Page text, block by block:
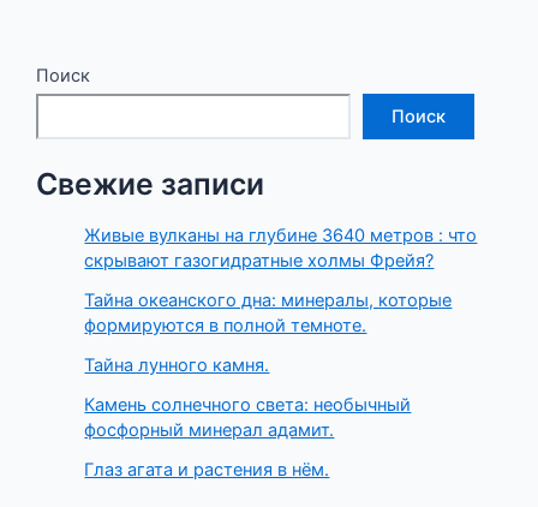
Поиск
Поиск
Свежие записи
Живые вулканы на глубине 3640 метров : что
скрывают газогидратные холмы Фрейя?
Тайна океанского дна: минералы, которые
формируются в полной темноте.
Тайна лунного камня.
Камень солнечного света: необычный
фосфорный минерал адамит.
Глаз агата и растения в нём.